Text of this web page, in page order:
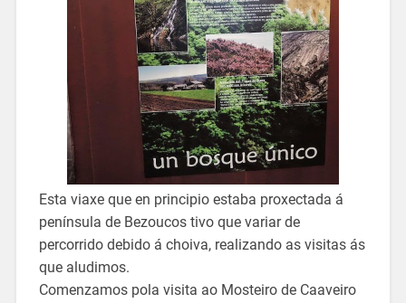
Esta viaxe que en principio estaba proxectada á
península de Bezoucos tivo que variar de
percorrido debido á choiva, realizando as visitas ás
que aludimos.
Comenzamos pola visita ao Mosteiro de Caaveiro